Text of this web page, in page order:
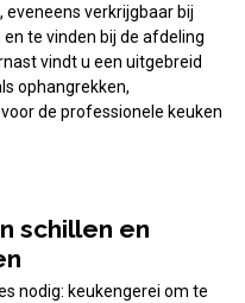
eveneens verkrijgbaar bij
te vinden bij de afdeling
vindt u een uitgebreid
ophangrekken,
de professionele keuken
schillen en
nodig: keukengerei om te